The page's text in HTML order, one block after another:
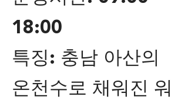
18:00
특징: 충남 아산의
온천수로 채워진 워